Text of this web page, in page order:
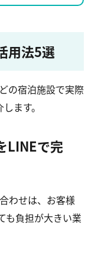
用法5選
の宿泊施設で実際
ます。
LINEで完
わせは、お客様
も負担が大きい業